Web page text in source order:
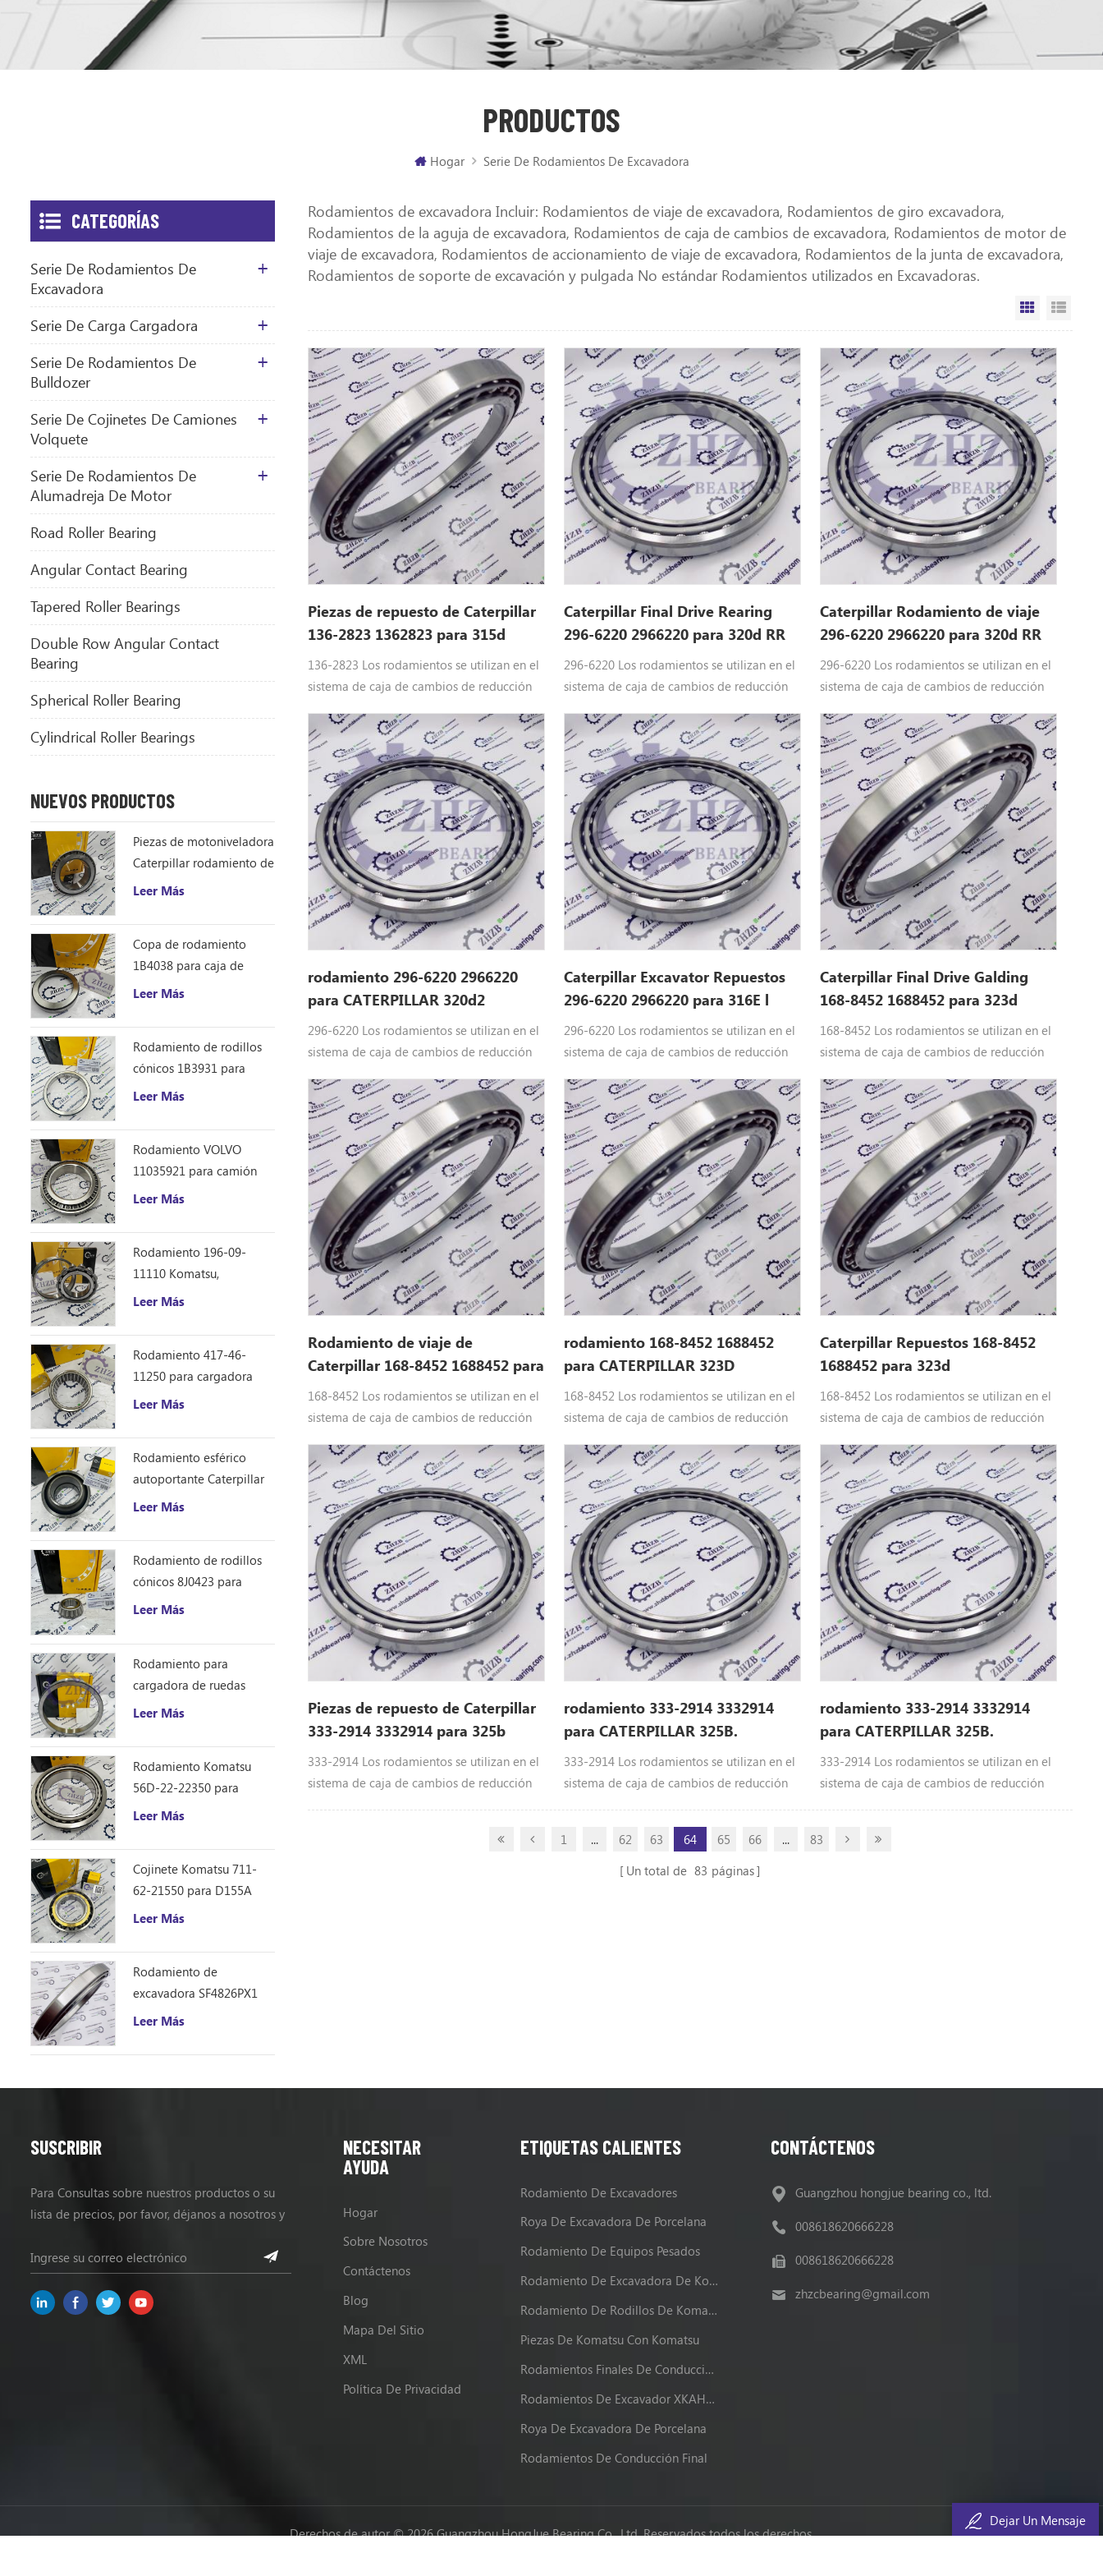
PRODUCTOS
Hogar Serie De Rodamientos De Excavadora
Rodamientos de excavadora Incluir: Rodamientos de viaje de excavadora, Rodamientos de giro excavadora,
Rodamientos de la aguja de excavadora, Rodamientos de caja de cambios de excavadora, Rodamientos de motor de
viaje de excavadora, Rodamientos de accionamiento de viaje de excavadora, Rodamientos de la junta de excavadora,
Rodamientos de soporte de excavación y pulgada No estándar Rodamientos utilizados en Excavadoras.
Vista de
Piezas de repuesto de Caterpillar
136-2823 1362823 para 315d
136-2823 Los rodamientos se utilizan en el
sistema de caja de cambios de reducción
Equipo: 1362823 PIEZAS CATERPILLARES
DE RODAMIENTO Ajuste: 312b, 315b, 315d
Caterpillar Final Drive Rearing
296-6220 2966220 para 320d RR
296-6220 Los rodamientos se utilizan en el
sistema de caja de cambios de reducción
Equipo: 2966220 Piezas de la oruga del
rodamiento de bolas Ajuste: 313d2 LGP,
315C, 315D L, 316e L, 318d L, 318d2 L, 318e
L, 319d L, 319d Ln, 320d, 320D FM, 320D
GC, 320D L, 320d Ln, 320d Lrr, 320d Rr,
320d2, 320d2 GC, 320d2 L, 320E, 320E L,
320e Ln, 320e Lrr, 320e r
Caterpillar Rodamiento de viaje
296-6220 2966220 para 320d RR
296-6220 Los rodamientos se utilizan en el
sistema de caja de cambios de reducción
Equipo: 2966220 Piezas de la oruga del
rodamiento de bolas Ajuste: 313d2 LGP,
315C, 315D L, 316e L, 318d L, 318d2 L, 318e
L, 319d L, 319d Ln, 320d, 320d FM, 320D GC,
320D L, 320d Ln, 320d Lrr, 320d Rr, 320d2,
320d2 GC, 320d2 L, 320E, 320E L, 320e Ln,
320e Lrr, 320e r
rodamiento 296-6220 2966220
para CATERPILLAR 320d2
296-6220 Los rodamientos se utilizan en el
sistema de caja de cambios de reducción
Equipo: 2966220 Piezas de la oruga del
rodamiento de bolas Ajuste: 313d2 LGP,
315C, 315D L, 316e L, 318d L, 318d2 L, 318e
L, 319d L, 319d Ln, 320d, 320d FM, 320D GC,
320D L, 320d Ln, 320d Lrr, 320d Rr, 320d2,
320d2 GC, 320d2 L, 320E, 320E L, 320e Ln,
320e Lrr, 320e r
Caterpillar Excavator Repuestos
296-6220 2966220 para 316E l
296-6220 Los rodamientos se utilizan en el
sistema de caja de cambios de reducción
Equipo: 2966220 Piezas de la oruga del
rodamiento de bolas Ajuste: 313d2 LGP,
315C, 315D L, 316e L, 318d L, 318d2 L, 318e
L, 319d L, 319d Ln, 320d, 320d FM, 320D GC,
320D L, 320d Ln, 320d Lrr, 320d Rr, 320d2,
320d2 GC, 320d2 L, 320E, 320E L, 320e Ln,
320e Lrr, 320e r
Caterpillar Final Drive Galding
168-8452 1688452 para 323d
168-8452 Los rodamientos se utilizan en el
sistema de caja de cambios de reducción
Equipo: 1688452 Piezas de la oruga del
rodamiento de bolas Ajuste: 325b L, 325b,
322b L, 322c , 325D, 324D, 329D L, 323D
Rodamiento de viaje de
Caterpillar 168-8452 1688452 para
323d
168-8452 Los rodamientos se utilizan en el
sistema de caja de cambios de reducción
Equipo: 1688452 Piezas de la oruga del
rodamiento de bolas Ajuste: 325b L, 325b,
322b L, 322c , 325D, 324D, 329D L, 323D
rodamiento 168-8452 1688452
para CATERPILLAR 323D
168-8452 Los rodamientos se utilizan en el
sistema de caja de cambios de reducción
Equipo: 1688452 Piezas de la oruga del
rodamiento de bolas Ajuste: 325b L, 325b,
322b L, 322c , 325D, 324D, 329D L, 323D
Caterpillar Repuestos 168-8452
1688452 para 323d
168-8452 Los rodamientos se utilizan en el
sistema de caja de cambios de reducción
Equipo: 1688452 Piezas de la oruga del
rodamiento de bolas Ajuste: 325b L, 325b,
322b L, 322c , 325D, 324D, 329D L, 323D
Piezas de repuesto de Caterpillar
333-2914 3332914 para 325b
333-2914 Los rodamientos se utilizan en el
sistema de caja de cambios de reducción
rodamiento de bolas Ajuste: 325b L, 325b,
rodamiento 333-2914 3332914
para CATERPILLAR 325B.
333-2914 Los rodamientos se utilizan en el
sistema de caja de cambios de reducción
Equipo: 333-2914 Piezas de la oruga del
rodamiento de bolas Ajuste: 325b L, 325b,
322b L, 322c , 325D, 324D, 329D L, 323D
rodamiento 333-2914 3332914
para CATERPILLAR 325B.
333-2914 Los rodamientos se utilizan en el
sistema de caja de cambios de reducción
rodamiento de bolas Ajuste: 325b L, 325b,
1 ... 62 63 64 65 66 ...
83
Un total de 83 páginas
CATEGORÍAS
Serie De Rodamientos De
Excavadora
Serie De Carga Cargadora
Serie De Rodamientos De
Bulldozer
Serie De Cojinetes De Camiones
Volquete
Serie De Rodamientos De
Alumadreja De Motor
​Road Roller Bearing
Angular Contact Bearing
Tapered Roller Bearings
Double Row Angular Contact
Bearing
Spherical Roller Bearing
Cylindrical Roller Bearings
NUEVOS PRODUCTOS
Piezas de motoniveladora
Caterpillar rodamiento de
rodillos cónicos 1B4043
ZHZB acero
Leer Más
Copa de rodamiento
1B4038 para caja de
engranajes del
de la motoniveladora
Leer Más
Rodamiento de rodillos
cónicos 1B3931 para
motoniveladora
140B repuestos
Leer Más
Rodamiento VOLVO
11035921 para camión
volquete articulado
Leer Más
Rodamiento 196-09-
11110 Komatsu,
repuestos para
Leer Más
Rodamiento 417-46-
11250 para cargadora
Komatsu WA150-6
Leer Más
Rodamiento esférico
autoportante Caterpillar
1401185
Leer Más
Rodamiento de rodillos
cónicos 8J0423 para
excavadora Caterpillar
Leer Más
Rodamiento para
cargadora de ruedas
Caterpillar 8S9076
Leer Más
Rodamiento Komatsu
56D-22-22350 para
camión volquete HM250
Leer Más
Cojinete Komatsu 711-
62-21550 para D155A
Leer Más
Rodamiento de
excavadora SF4826PX1
(240 * 310 * 33)
Leer Más
SUSCRIBIR
Para Consultas sobre nuestros productos o su
lista de precios, por favor, déjanos a nosotros y
NECESITAR
AYUDA
Hogar
Sobre Nosotros
Contáctenos
Blog
Mapa Del Sitio
XML
Política De Privacidad
ETIQUETAS CALIENTES
Rodamiento De Excavadores
Roya De Excavadora De Porcelana
Rodamiento De Equipos Pesados
Rodamiento De Excavadora De Komatsu
Rodamiento De Rodillos De Komatsu
Piezas De Komatsu Con Komatsu
Rodamientos Finales De Conducción XKAH-00340
Rodamientos De Excavador XKAH-00340
Roya De Excavadora De Porcelana
Rodamientos De Conducción Final
CONTÁCTENOS
Guangzhou hongjue bearing co., ltd.
008618620666228
008618620666228
zhzcbearing@gmail.com
Derechos de autor © 2026 Guangzhou HongJue Bearing Co., Ltd. Reservados todos los derechos.
Dejar Un Mensaje